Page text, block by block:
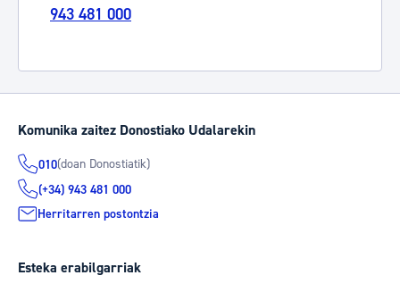
943 481 000
Komunika zaitez Donostiako Udalarekin
010(doan Donostiatik)
(+34) 943 481 000
Herritarren postontzia
Esteka erabilgarriak